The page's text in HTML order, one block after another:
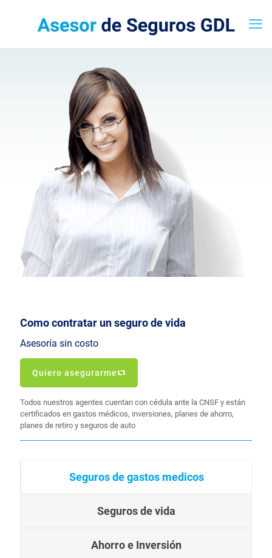
Como contratar un seguro de vida
Asesoría sin costo
Quiero asegurarme
Todos nuestros agentes cuentan con cédula ante la CNSF y están
certificados en gastos médicos, inversiones, planes de ahorro,
planes de retiro y seguros de auto
Seguros de gastos medicos
Seguros de vida
Ahorro e Inversión